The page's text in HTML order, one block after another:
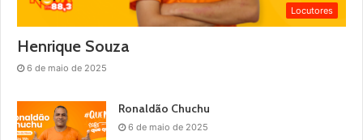
Locutores
Henrique Souza
6 de maio de 2025
Ronaldão Chuchu
6 de maio de 2025